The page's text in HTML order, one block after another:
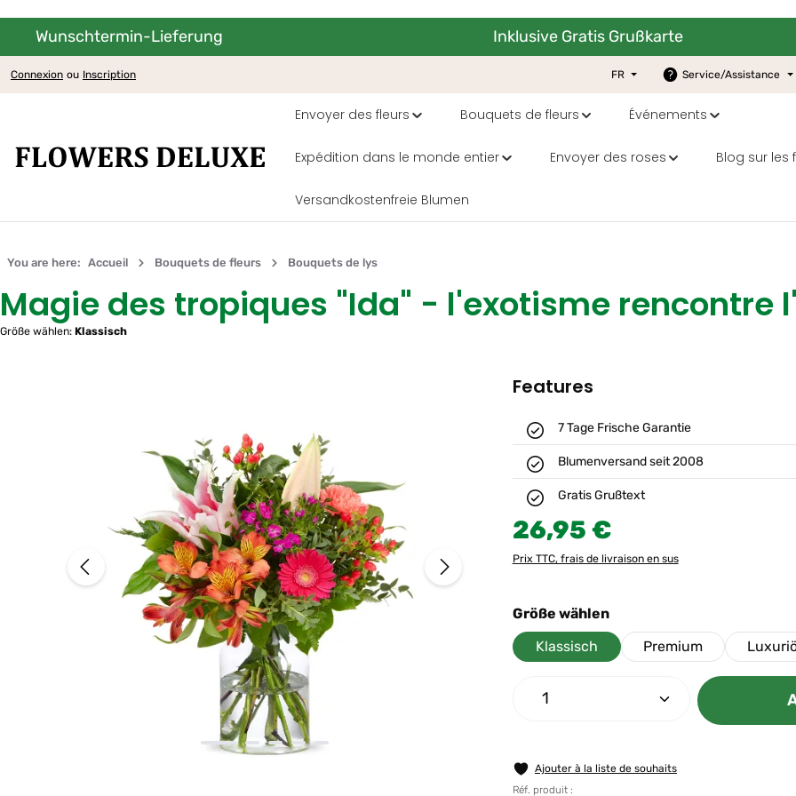
au contenu principal
Passer à la navigation principale
Wunschtermin-Lieferung Inklusive Gratis Grußkarte
Connexion ou Inscription FR Service/Assistance
Envoyer des fleurs Bouquets de fleurs Événements
Expédition dans le monde entier Envoyer des roses Blog sur les
Versandkostenfreie Blumen
You are here: Accueil Bouquets de fleurs Bouquets de lys
Magie des tropiques "Ida" - l'exotisme rencontre
Größe wählen: Klassisch
Features
7 Tage Frische Garantie
Blumenversand seit 2008
Gratis Grußtext
Prix régulier :
26,95 €
Prix TTC, frais de livraison en sus
Sélectionnez
Größe wählen
Klassisch
Premium
Quantité de produit :
Ajouter à la liste de souhaits
Réf. produit :